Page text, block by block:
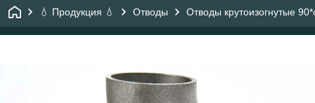
💧 Продукция 💧 Отводы Отводы крутоизогнутые